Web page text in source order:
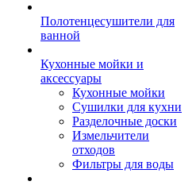
Полотенцесушители для
ванной
Кухонные мойки и
аксессуары
Кухонные мойки
Сушилки для кухни
Разделочные доски
Измельчители
отходов
Фильтры для воды